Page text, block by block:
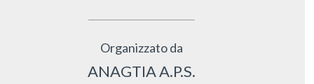
Organizzato da
ANAGTIA A.P.S.